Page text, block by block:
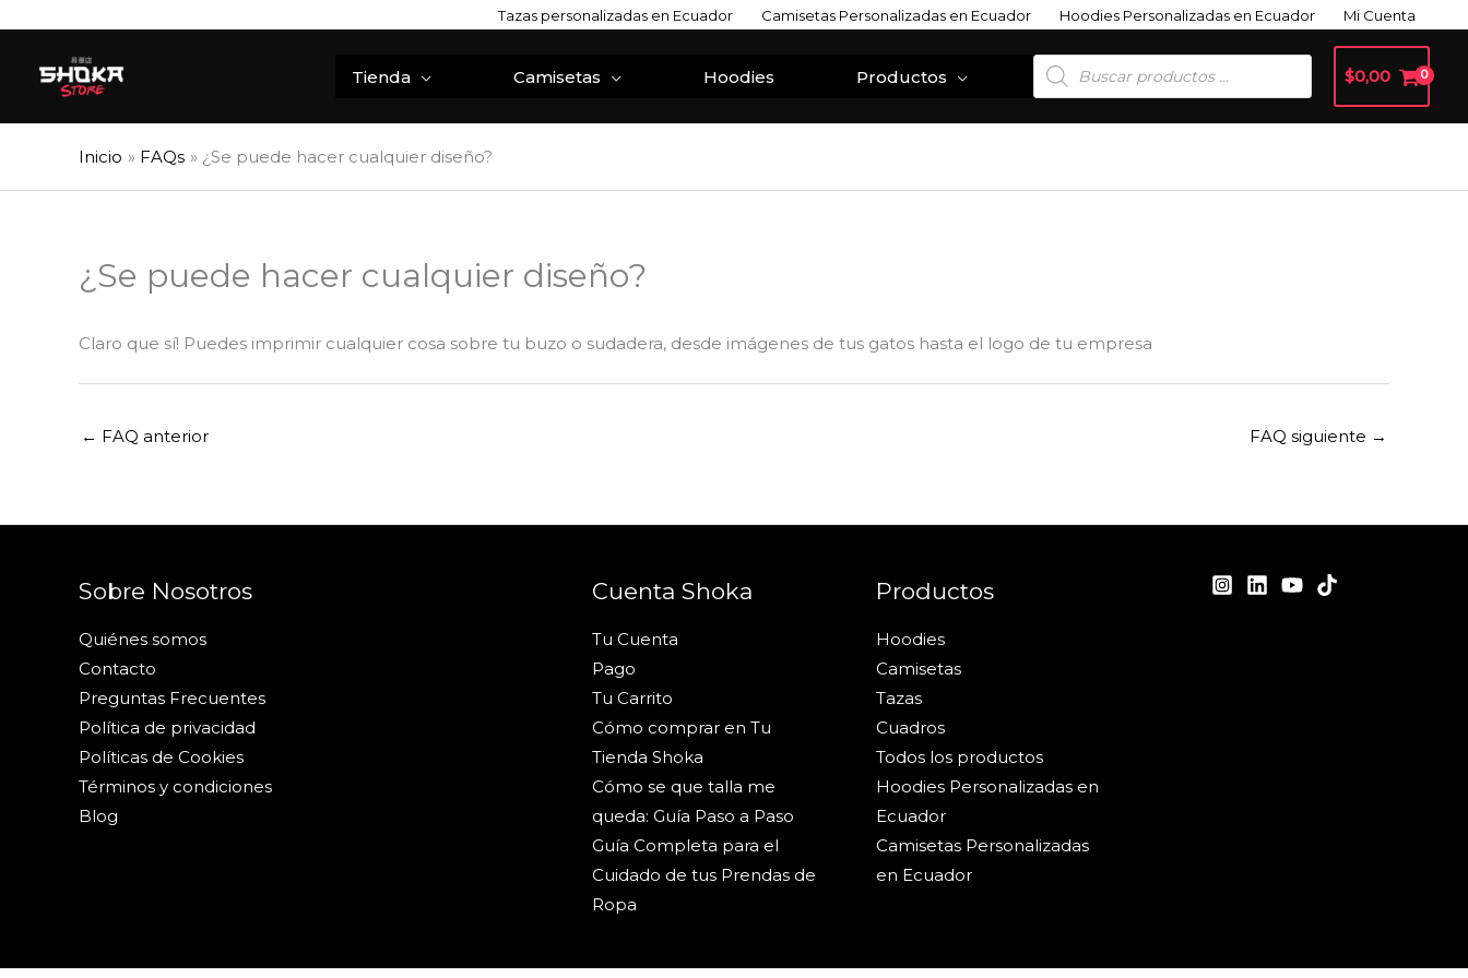
contenido
Tazas personalizadas en Ecuador Camisetas Personalizadas en Ecuador Hoodies Personalizadas en Ecuador Mi Cuenta
Tienda Camisetas Hoodies Productos
Búsqueda
De
Productos
$0,00
Inicio FAQs ¿Se puede hacer cualquier diseño?
¿Se puede hacer cualquier diseño?
Claro que sí! Puedes imprimir cualquier cosa sobre tu buzo o sudadera, desde imágenes de tus gatos hasta el logo de tu empresa
← FAQ anterior FAQ siguiente →
Sobre Nosotros
Quiénes somos
Contacto
Preguntas Frecuentes
Política de privacidad
Políticas de Cookies
Términos y condiciones
Blog
Cuenta Shoka
Tu Cuenta
Pago
Tu Carrito
Cómo comprar en Tu
Tienda Shoka
Cómo se que talla me
queda: Guía Paso a Paso
Guía Completa para el
Cuidado de tus Prendas de
Ropa
Productos
Hoodies
Camisetas
Tazas
Cuadros
Todos los productos
Hoodies Personalizadas en
Ecuador
Camisetas Personalizadas
en Ecuador